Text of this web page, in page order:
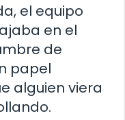
el equipo
en el
de
papel
alguien viera